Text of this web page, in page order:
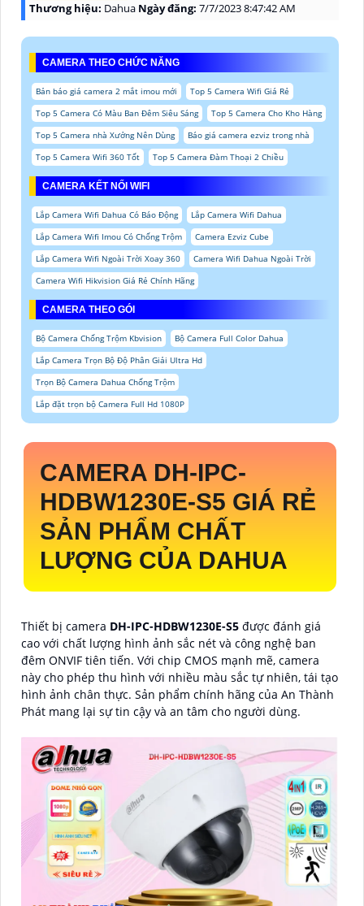
Thương hiệu: Dahua Ngày đăng: 7/7/2023 8:47:42 AM
CAMERA THEO CHỨC NĂNG
Bản báo giá camera 2 mắt imou mới
Top 5 Camera Wifi Giá Rẻ
Top 5 Camera Có Màu Ban Đêm Siêu Sáng
Top 5 Camera Cho Kho Hàng
Top 5 Camera nhà Xưởng Nên Dùng
Báo giá camera ezviz trong nhà
Top 5 Camera Wifi 360 Tốt
Top 5 Camera Đàm Thoại 2 Chiều
CAMERA KẾT NỐI WIFI
Lắp Camera Wifi Dahua Có Báo Động
Lắp Camera Wifi Dahua
Lắp Camera Wifi Imou Có Chống Trộm
Camera Ezviz Cube
Lắp Camera Wifi Ngoài Trời Xoay 360
Camera Wifi Dahua Ngoài Trời
Camera Wifi Hikvision Giá Rẻ Chính Hãng
CAMERA THEO GÓI
Bộ Camera Chống Trộm Kbvision
Bộ Camera Full Color Dahua
Lắp Camera Trọn Bộ Độ Phân Giải Ultra Hd
Trọn Bộ Camera Dahua Chống Trộm
Lắp đặt trọn bộ Camera Full Hd 1080P
CAMERA DH-IPC-
HDBW1230E-S5 GIÁ RẺ
SẢN PHẨM CHẤT
LƯỢNG CỦA DAHUA
Thiết bị camera DH-IPC-HDBW1230E-S5 được đánh giá
cao với chất lượng hình ảnh sắc nét và công nghệ ban
đêm ONVIF tiên tiến. Với chip CMOS mạnh mẽ, camera
này cho phép thu hình với nhiều màu sắc tự nhiên, tái tạo
hình ảnh chân thực. Sản phẩm chính hãng của An Thành
Phát mang lại sự tin cậy và an tâm cho người dùng.